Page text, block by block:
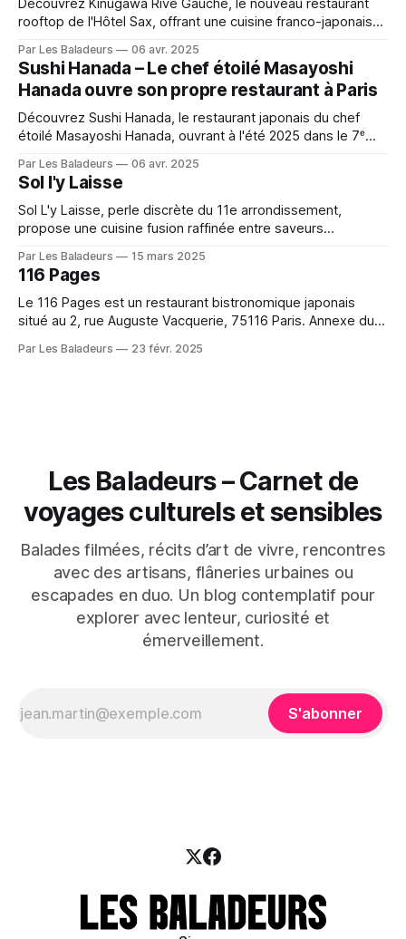
Découvrez Kinugawa Rive Gauche, le nouveau restaurant
rooftop de l'Hôtel Sax, offrant une cuisine franco-japonaise
des sashimis de toro, taruto au saumon et truffe blanche
dans un cadre élégant et contemporain.
Par Les Baladeurs 06 avr. 2025
Sushi Hanada – Le chef étoilé Masayoshi
Hanada ouvre son propre restaurant à Paris
Découvrez Sushi Hanada, le restaurant japonais du chef
étoilé Masayoshi Hanada, ouvrant à l'été 2025 dans le 7ᵉ
dans un cadre élégant et épuré, signés par un maître
reconnu de la gastronomie nippone.
Par Les Baladeurs 06 avr. 2025
Sol l'y Laisse
Sol L'y Laisse, perle discrète du 11e arrondissement,
propose une cuisine fusion raffinée entre saveurs
chaleureux d'Akiko pour une expérience gustative
inoubliable.
Par Les Baladeurs 15 mars 2025
116 Pages
Le 116 Pages est un restaurant bistronomique japonais
situé au 2, rue Auguste Vacquerie, 75116 Paris. Annexe du
Teshima. L'établissement propose une cuisine fusion
Par Les Baladeurs 23 févr. 2025
Les Baladeurs – Carnet de
voyages culturels et sensibles
Balades filmées, récits d’art de vivre, rencontres
avec des artisans, flâneries urbaines ou
escapades en duo. Un blog contemplatif pour
explorer avec lenteur, curiosité et
émerveillement.
S'abonner